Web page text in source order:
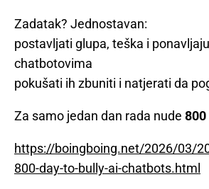
Zadatak? Jednostavan:
postavljati glupa, teška i
chatbotovima
pokušati ih zbuniti i natjerati da
Za samo jedan dan rada nude 800
https://boingboing.net/2026/03/
800-day-to-bully-ai-chatbots.html